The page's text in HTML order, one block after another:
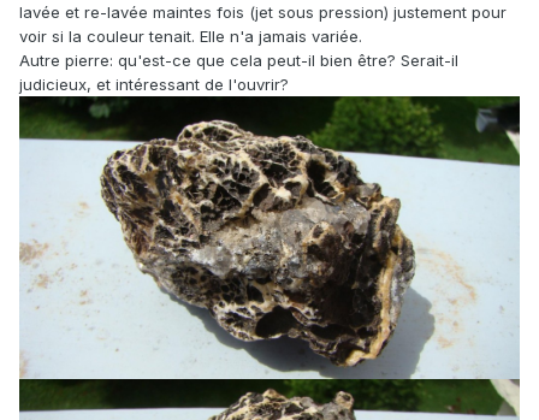
lavée et re-lavée maintes fois (jet sous pression) justement pour
voir si la couleur tenait. Elle n'a jamais variée.
Autre pierre: qu'est-ce que cela peut-il bien être? Serait-il
judicieux, et intéressant de l'ouvrir?